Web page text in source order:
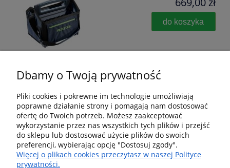
do koszyka
Pomoc
Dostawa i dostawa
Moje konto
Dbamy o Twoją prywatność
Pliki cookies i pokrewne im technologie umożliwiają
poprawne działanie strony i pomagają nam dostosować
ofertę do Twoich potrzeb. Możesz zaakceptować
wykorzystanie przez nas wszystkich tych plików i przejść
do sklepu lub dostosować użycie plików do swoich
preferencji, wybierając opcję "Dostosuj zgody".
Więcej o plikach cookies przeczytasz w naszej Polityce
prywatności.